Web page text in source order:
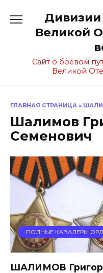
содержаниюВеликой
Сайт о боевом
Великой
ГЛАВНАЯ СТРАНИЦА »
Шалимов
Семенович
ПОЛНЫЕ КАВАЛЕРЫ
ШАЛИМОВ